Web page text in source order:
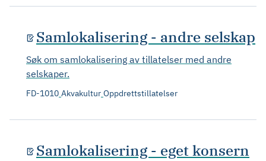
Samlokalisering - andre selskap
Søk om samlokalisering av tillatelser med andre
selskaper.
FD-1010 Akvakultur Oppdrettstillatelser
Samlokalisering - eget konsern